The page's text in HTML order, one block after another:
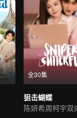
全30集
狙击蝴蝶
陈妍希周柯宇双